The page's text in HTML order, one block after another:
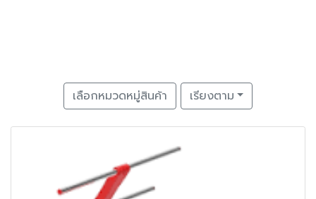
เลือกหมวดหมู่สินค้า เรียงตาม